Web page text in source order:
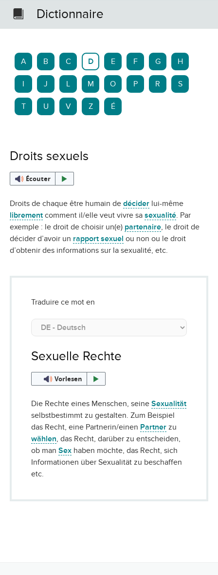
Dictionnaire
A B C D E F G H
J L M O P R S
T U V Z É
Droits sexuels
Écouter
Droits de chaque être humain de décider lui-même
librement comment il/elle veut vivre sa sexualité. Par
exemple : le droit de choisir un(e) partenaire, le droit de
décider d’avoir un rapport sexuel ou non ou le droit
d’obtenir des informations sur la sexualité, etc.
Traduire ce mot en
Sexuelle Rechte
Vorlesen
Die Rechte eines Menschen, seine Sexualität
selbstbestimmt zu gestalten. Zum Beispiel
das Recht, eine Partnerin/einen Partner zu
wählen, das Recht, darüber zu entscheiden,
ob man Sex haben möchte, das Recht, sich
Informationen über Sexualität zu beschaffen
etc.